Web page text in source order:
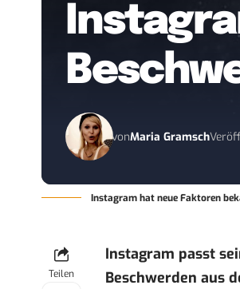
vonMaria Gramsch
Instagram hat neue Faktoren
Teilen
Instagram passt
Beschwerden aus